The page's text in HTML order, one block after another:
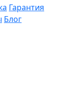
Гарантия
Блог